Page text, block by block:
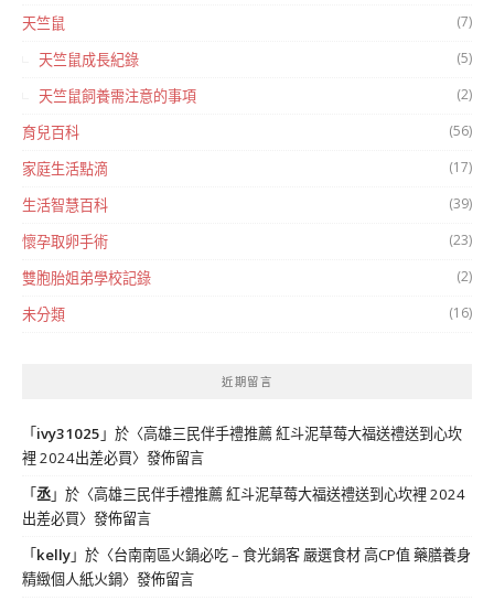
天竺鼠 (7)
天竺鼠成長紀錄 (5)
天竺鼠飼養需注意的事項 (2)
育兒百科 (56)
家庭生活點滴 (17)
生活智慧百科 (39)
懷孕取卵手術 (23)
雙胞胎姐弟學校記錄 (2)
未分類 (16)
近期留言
「 ivy31025 」於〈高雄三民伴手禮推薦 紅斗泥草莓大福送禮送到心坎
裡 2024出差必買〉發佈留言
「丞」於〈高雄三民伴手禮推薦 紅斗泥草莓大福送禮送到心坎裡 2024
出差必買〉發佈留言
「 kelly」於〈台南南區火鍋必吃 – 食光鍋客 嚴選食材 高CP值 藥膳養身
精緻個人紙火鍋〉發佈留言